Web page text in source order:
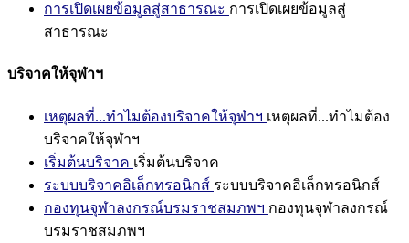
การเปิดเผยข้อมูลสู่สาธารณะ การเปิดเผยข้อมูลสู่
สาธารณะ
บริจาคให้จุฬาฯ
เหตุผลที่...ทำไมต้องบริจาคให้จุฬาฯ เหตุผลที่...ทำไมต้อง
บริจาคให้จุฬาฯ
เริ่มต้นบริจาค เริ่มต้นบริจาค
ระบบบริจาคอิเล็กทรอนิกส์ ระบบบริจาคอิเล็กทรอนิกส์
กองทุนจุฬาลงกรณ์บรมราชสมภพฯ กองทุนจุฬาลงกรณ์
บรมราชสมภพฯ